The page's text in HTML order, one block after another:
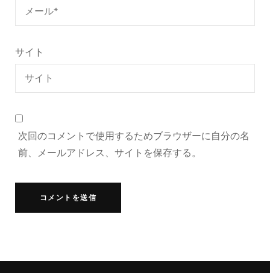
サイト
次回のコメントで使用するためブラウザーに自分の名
前、メールアドレス、サイトを保存する。